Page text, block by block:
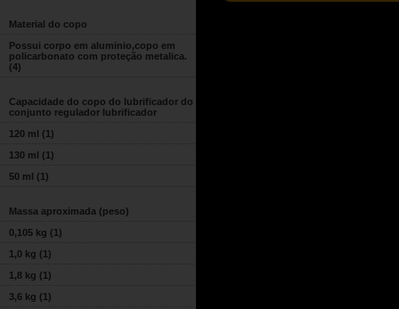
Material do copo
Possui corpo em aluminio,copo em
policarbonato com proteção metalica.
(4)
Capacidade do copo do lubrificador do
conjunto regulador lubrificador
120 ml (1)
130 ml (1)
50 ml (1)
Massa aproximada (peso)
0,105 kg (1)
1,0 kg (1)
1,8 kg (1)
3,6 kg (1)